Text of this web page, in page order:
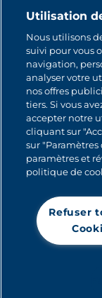
©
Utilisation
Nous utilisons
suivi pour vous
navigation,
analyser votre
nos offres
tiers. Si vous
accepter notre
cliquant sur
sur "Paramètres
paramètres et
politique de
Refuser